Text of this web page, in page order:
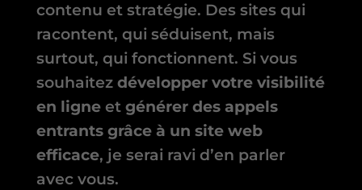
contenu et stratégie. Des sites qui
racontent, qui séduisent, mais
surtout, qui fonctionnent. Si vous
souhaitez développer votre visibilité
en ligneet générer des appels
entrants grâce à un site web
efficace, je serai ravi d’en parler
avec vous.